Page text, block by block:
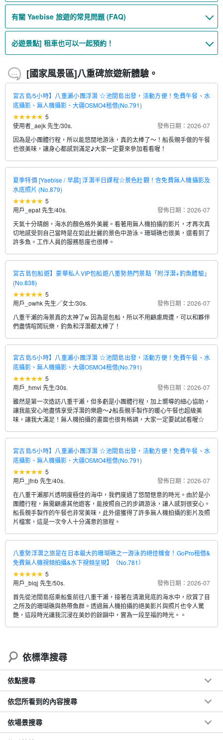
有關 Yaebise 旅遊的常見問題 (FAQ)
必遊景點] 租車也可以一起預約！
[國家風景區]八重碑旅遊新體驗。
宮古島/5小時】八重瀨小團浮潛 ☆池間島出發，活動方便！免費午餐、水
底攝影、無人機攝影、大疆OSMO4租借(No.791)
5
使用者_aejk 先生/30s.
發佈日期：2026-07
因為是小團體行程，所以能悠閒地游泳，真的太棒了～！船長親手做的午餐
也很美味，讓身心都感到滿足♪大家一定要來參加看看喔！
夏季特價 [Yaebise / 早晨] 浮潛半日課程☆景色壯觀！含免費無人機攝影及
水底照片 (No.879)
5
用戶_epat 先生/40s.
發佈日期：2026-07
天氣十分晴朗，海水的顏色格外美麗。看著用無人機拍攝的影片，才再次真
切地感受到自己當時是在如此壯麗的景色中游泳。珊瑚礁也很美，還看到了
許多魚。工作人員的服務態度也很棒。
宮古島包船遊】豪華私人VIP包船遊八重勢熱門景點「附浮潛+釣魚體驗」
(No.838)
5
用戶_owhk 先生／女士/30s.
發佈日期：2026-07
八重干瀨的海景真的太神了w 因為是包船，所以不用顧慮周遭，可以和夥伴
們盡情喧鬧玩樂，釣魚和浮潛都太棒了！
宮古島/5小時】八重瀨小團浮潛 ☆池間島出發，活動方便！免費午餐、水
底攝影、無人機攝影、大疆OSMO4租借(No.791)
5
用戶_hmvi 先生/30s.
發佈日期：2026-07
雖然是第一次造訪八重干瀨，但多虧是小團體行程，加上嚮導的細心協助，
讓我能安心地盡情享受浮潛的樂趣～♪船長親手製作的暖心午餐也超級美
味，讓我大滿足！無人機拍攝的畫面也很有格調，大家一定要試試看喔☆
宮古島/5小時】八重瀨小團浮潛 ☆池間島出發，活動方便！免費午餐、水
底攝影、無人機攝影、大疆OSMO4租借(No.791)
5
用戶_jfnb 先生/40s.
發佈日期：2026-07
在八重干瀨那片透明度極佳的海中，我們度過了悠閒愜意的時光。由於是小
團體行程，無需顧慮其他遊客，能按照自己的步調游泳，讓人感到很安心。
船長親手製作的午餐也非常美味，此外還獲得了許多無人機拍攝的影片及照
片檔案，這是一次令人十分滿意的旅程。
八重勢浮潛之旅是在日本最大的珊瑚礁之一游泳的絕佳機會！GoPro租借&
免費無人機視頻拍攝&水下視頻呈現】（No.781）
5
用戶_biqj 先生/50s.
發佈日期：2026-07
首先從池間島搭乘船隻前往八重干瀨，接著在清澈見底的海水中，欣賞了目
之所及的珊瑚礁與熱帶魚群。透過無人機拍攝的絕美影片與照片也令人驚
艷，這段時光讓我沉浸在美妙的餘韻中，實為一段至福的時光。。
依標準搜尋
依點搜尋
依您所看到的內容搜尋
依場景搜尋